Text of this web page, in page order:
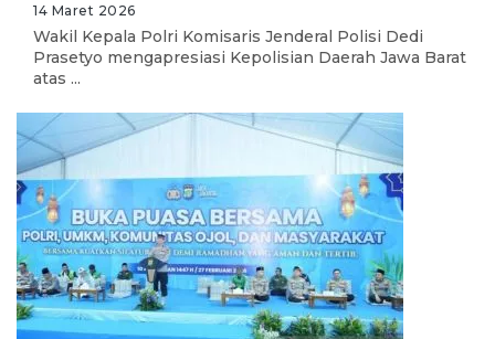
14 Maret 2026
Wakil Kepala Polri Komisaris Jenderal Polisi Dedi
Prasetyo mengapresiasi Kepolisian Daerah Jawa Barat
atas ...